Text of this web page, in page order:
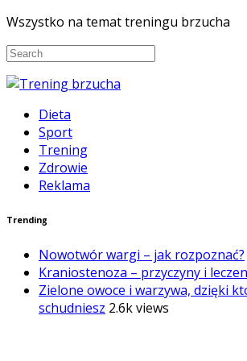
Wszystko na temat treningu brzucha
Dieta
Sport
Trening
Zdrowie
Reklama
Trending
Nowotwór wargi – jak rozpoznać?
Kraniostenoza – przyczyny i
Zielone owoce i warzywa, dzięki
schudniesz 2.6k views